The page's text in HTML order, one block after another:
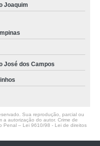
Joaquim
José dos Campos
Sua reprodução, parcial ou
a autorização do autor. Crime de
Penal – Lei 9610/98 - Lei de direitos